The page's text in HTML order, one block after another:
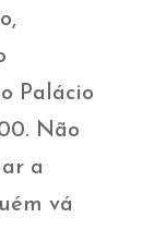
Palácio
Não
a
vá